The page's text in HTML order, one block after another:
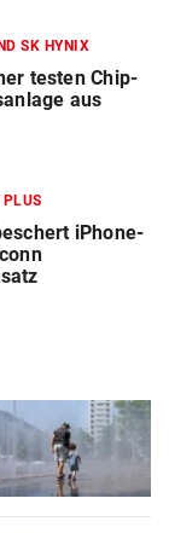
SK HYNIX
testen Chip-
aus
iPhone-